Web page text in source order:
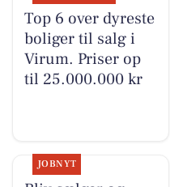
Top 6 over dyreste
boliger til salg i
Virum. Priser op
til 25.000.000 kr
JOBNYT